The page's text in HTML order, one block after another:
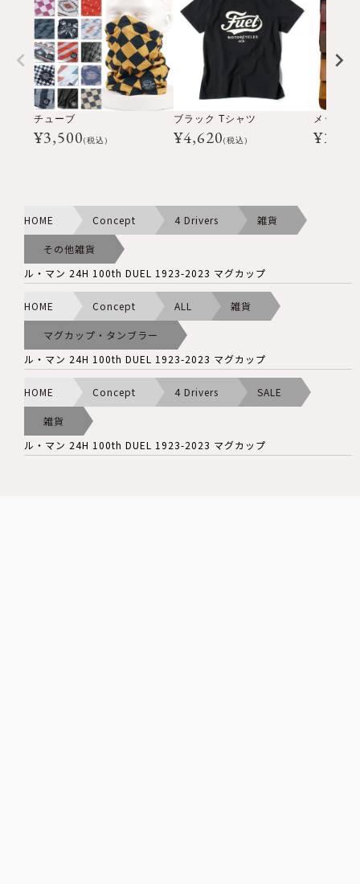
チューブ
¥3,500(税込)
ブラック Tシャツ
¥4,620(税込)
メッセン
¥
HOME Concept 4 Drivers 雑貨
その他雑貨
ル・マン 24H 100th DUEL 1923-2023 マグカップ
HOME Concept ALL 雑貨
マグカップ・タンブラー
ル・マン 24H 100th DUEL 1923-2023 マグカップ
HOME Concept 4 Drivers SALE
雑貨
ル・マン 24H 100th DUEL 1923-2023 マグカップ